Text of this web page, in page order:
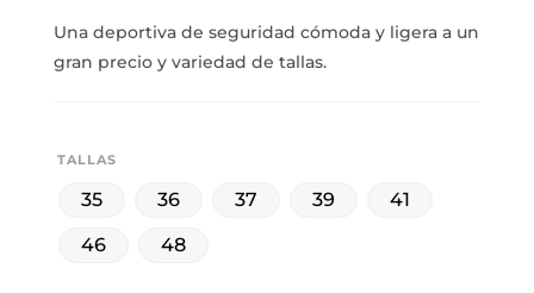
Una deportiva de seguridad cómoda y ligera a un
gran precio y variedad de tallas.
TALLAS
35 36 37 39
41
46
48